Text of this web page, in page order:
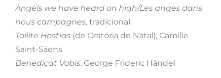
Angels we have heard on high/Les anges dans
nous campagnes, tradicional
Tollite Hostias (de Oratória de Natal), Camille
Saint-Säens
Benedicat Vobis, George Frideric Händel